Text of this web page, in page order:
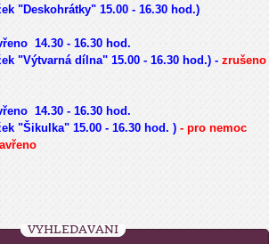
"Deskohrátky" 15.00 - 16.30 hod.)
14.30 - 16.30 hod.
"Výtvarná dílna" 15.00 - 16.30 hod.) - zrušeno
14.30 - 16.30 hod.
"Šikulka" 15.00 - 16.30 hod. ) - pro nemoc
VYHLEDÁVÁNÍ